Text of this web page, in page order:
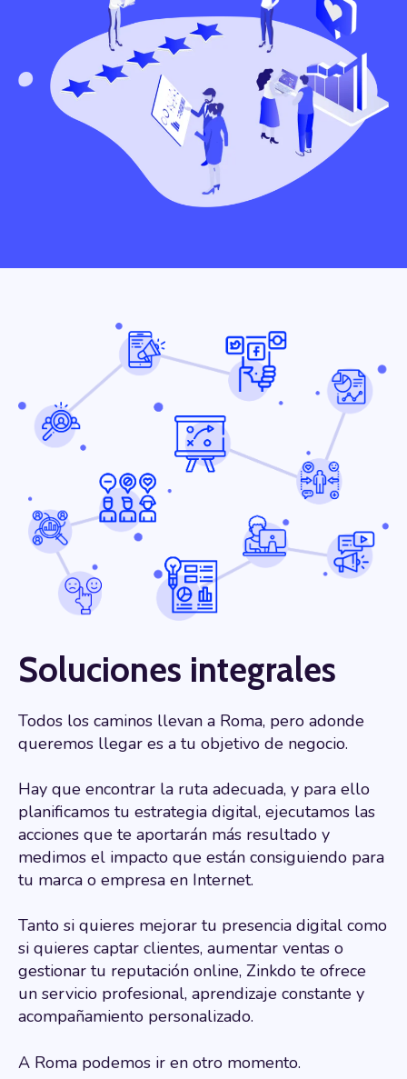
Soluciones integrales
Todos los caminos llevan a Roma, pero adonde
queremos llegar es a tu objetivo de negocio.
Hay que encontrar la ruta adecuada, y para ello
planificamos tu estrategia digital, ejecutamos las
acciones que te aportarán más resultado y
medimos el impacto que están consiguiendo para
tu marca o empresa en Internet.
Tanto si quieres mejorar tu presencia digital como
si quieres captar clientes, aumentar ventas o
gestionar tu reputación online, Zinkdo te ofrece
un servicio profesional, aprendizaje constante y
acompañamiento personalizado.
A Roma podemos ir en otro momento.